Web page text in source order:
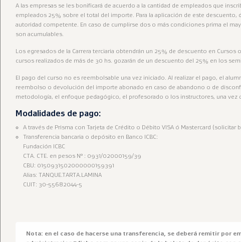
A las empresas se les bonificará de acuerdo a la cantidad de empleados que
empleados 25% sobre el total del importe. Para la aplicación de este descuento,
autoridad competente. En caso de cumplirse dos o más condiciones prima el
son acumulables.
Los egresados de la Carrera terciaria obtendrán un 25% de descuento en Cursos
cursos realizados de más de 30 hs. gozarán de un descuento del 25% en los
El pago del curso no es reembolsable una vez iniciado. Al realizar el pago, el
reembolso o devolución del importe abonado en caso de abandono o de
metodología, el enfoque pedagógico, el profesorado o los instructores, una vez
Modalidades de pago:
A través de Prisma con Tarjeta de Crédito o Débito VISA ó Mastercard
Transferencia bancaria o depósito en Banco ICBC:
Fundación ICBC
CTA. CTE. en pesos N° : 0931/02000159/39
CBU: 0150931502000000159391
Alias: TANQUE.TARTA.LAMINA
CUIT: 30-55682044-5
Nota: en el caso de hacerse una transferencia, se deberá remitir por